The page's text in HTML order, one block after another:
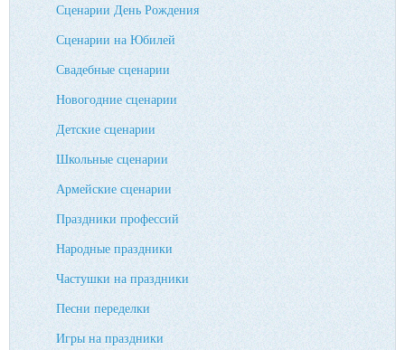
Сценарии День Рождения
Сценарии на Юбилей
Свадебные сценарии
Новогодние сценарии
Детские сценарии
Школьные сценарии
Армейские сценарии
Праздники профессий
Народные праздники
Частушки на праздники
Песни переделки
Игры на праздники